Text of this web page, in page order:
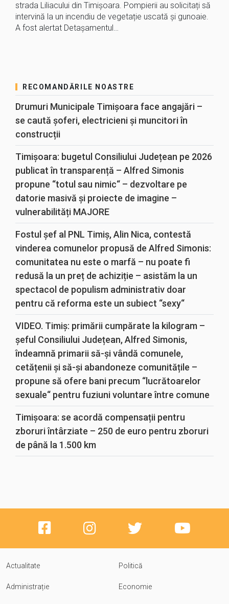
strada Liliacului din Timișoara. Pompierii au solicitați să
intervină la un incendiu de vegetație uscată și gunoaie.
A fost alertat Detașamentul…
RECOMANDĂRILE NOASTRE
Drumuri Municipale Timișoara face angajări –
se caută șoferi, electricieni și muncitori în
construcții
Timișoara: bugetul Consiliului Județean pe 2026
publicat în transparență – Alfred Simonis
propune “totul sau nimic“ – dezvoltare pe
datorie masivă și proiecte de imagine –
vulnerabilități MAJORE
Fostul șef al PNL Timiș, Alin Nica, contestă
vinderea comunelor propusă de Alfred Simonis:
comunitatea nu este o marfă – nu poate fi
redusă la un preț de achiziție – asistăm la un
spectacol de populism administrativ doar
pentru că reforma este un subiect “sexy“
VIDEO. Timiș: primării cumpărate la kilogram –
șeful Consiliului Județean, Alfred Simonis,
îndeamnă primarii să-și vândă comunele,
cetățenii și să-și abandoneze comunitățile –
propune să ofere bani precum “lucrătoarelor
sexuale“ pentru fuziuni voluntare între comune
Timișoara: se acordă compensații pentru
zboruri întârziate – 250 de euro pentru zboruri
de până la 1.500 km
Actualitate Politică
Administrație Economie